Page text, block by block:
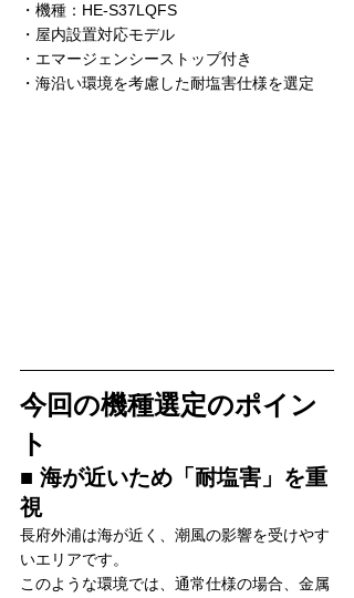
・機種：HE-S37LQFS
・屋内設置対応モデル
・エマージェンシーストップ付き
・海沿い環境を考慮した耐塩害仕様を選定
今回の機種選定のポイン
ト
■ 海が近いため「耐塩害」を重
視
長府外浦は海が近く、潮風の影響を受けやす
いエリアです。
このような環境では、通常仕様の場合、金属